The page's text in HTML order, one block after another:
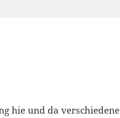
hie und da verschiedene